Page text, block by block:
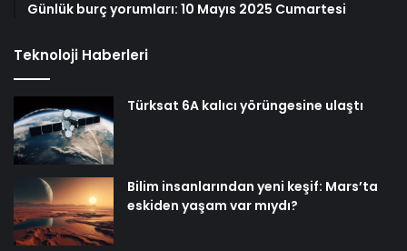
Günlük burç yorumları: 10 Mayıs 2025 Cumartesi
Teknoloji Haberleri
Türksat 6A kalıcı yörüngesine ulaştı
Bilim insanlarından yeni keşif: Mars’ta
eskiden yaşam var mıydı?